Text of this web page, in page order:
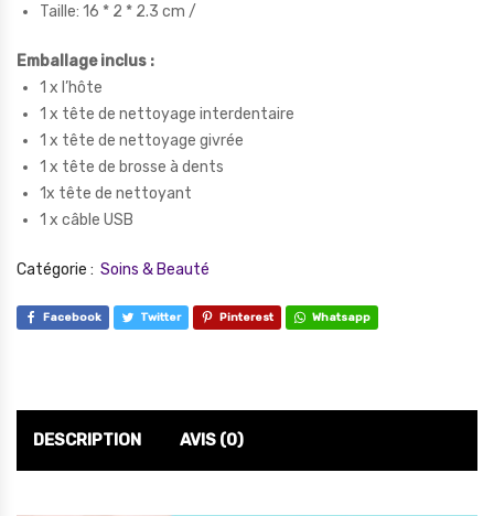
Taille: 16 * 2 * 2.3 cm /
Emballage inclus :
1 x l’hôte
1 x tête de nettoyage interdentaire
1 x tête de nettoyage givrée
1 x tête de brosse à dents
1x tête de nettoyant
1 x câble USB
Catégorie : Soins & Beauté
Facebook Twitter Pinterest Whatsapp
DESCRIPTION AVIS (0)